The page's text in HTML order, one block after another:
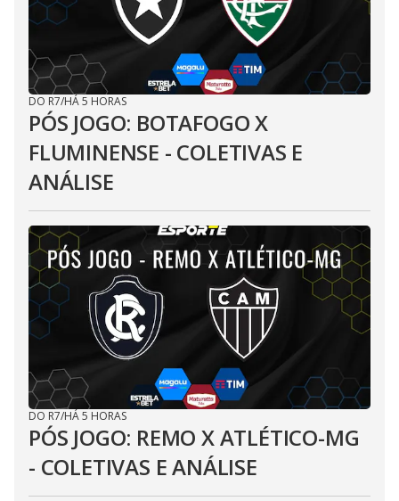
DO R7/HÁ 5 HORAS
PÓS JOGO: BOTAFOGO X
FLUMINENSE - COLETIVAS E
ANÁLISE
DO R7/HÁ 5 HORAS
PÓS JOGO: REMO X ATLÉTICO-MG
- COLETIVAS E ANÁLISE